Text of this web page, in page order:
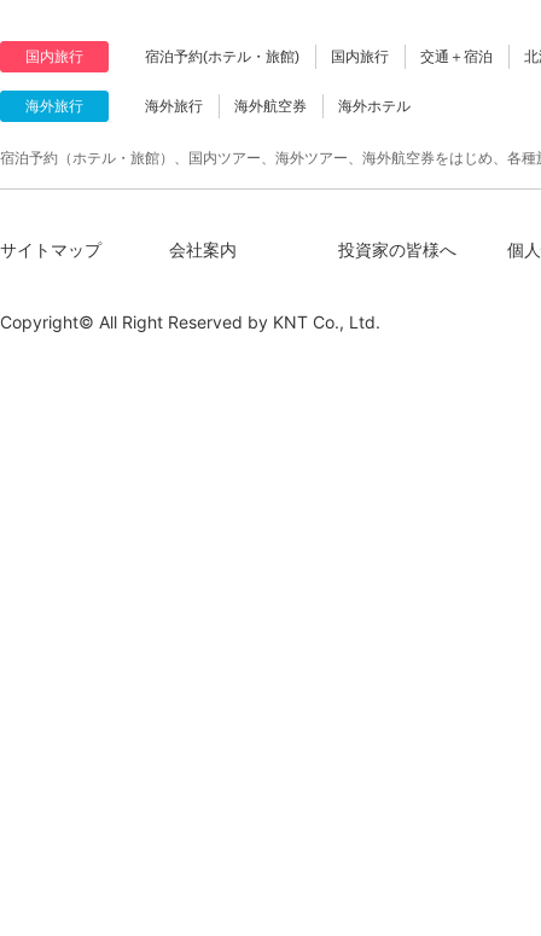
国内旅行 宿泊予約(ホテル・旅館) 国内旅行 交通＋宿泊
海外旅行 海外旅行 海外航空券 海外ホテル
宿泊予約（ホテル・旅館）、国内ツアー、海外ツアー、海外航空券をはじめ、各
サイトマップ 会社案内 投資家の皆様へ 個
Copyright© All Right Reserved by KNT Co., Ltd.